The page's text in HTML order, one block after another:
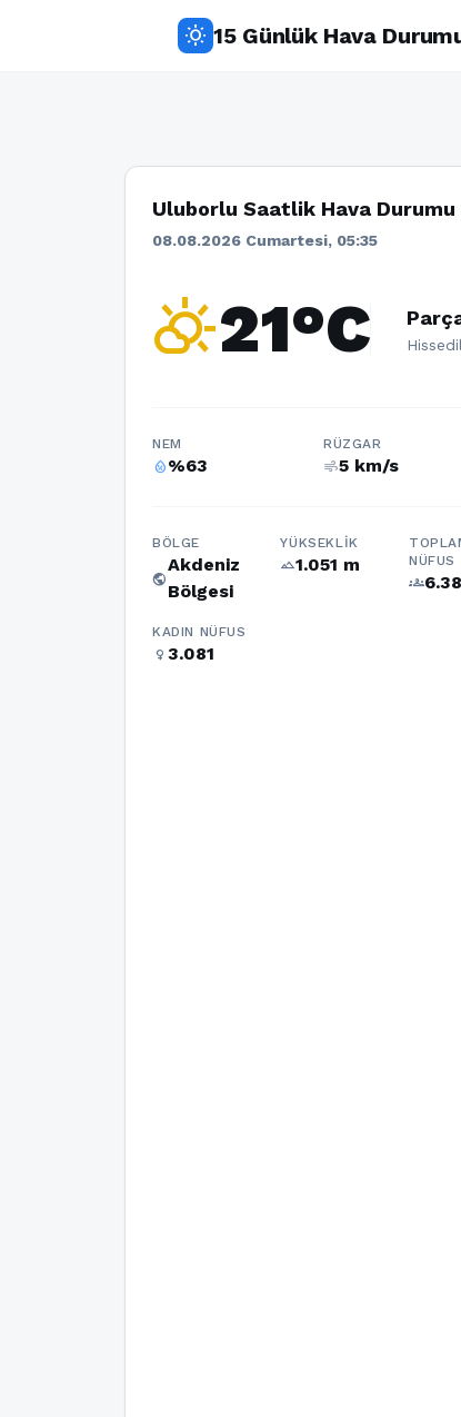
wb_sunny 15 Günlük Hava
Uluborlu Saatlik Hava Durumu
08.08.2026 Cumartesi, 05:35
partly_cloudy_day21°C
NEM
humidity_percentage%63
RÜZGAR
air5 km/s
BÖLGE
public
Akdeniz
Bölgesi
YÜKSEKLIK
terrain1.051 m
NÜFUS
groups
KADIN NÜFUS
female 3.081